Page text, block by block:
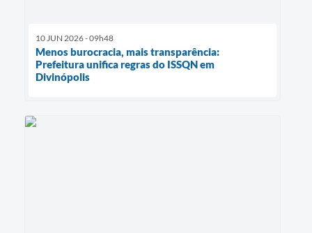
10 JUN 2026 - 09h48
Menos burocracia, mais transparência:
Prefeitura unifica regras do ISSQN em
Divinópolis